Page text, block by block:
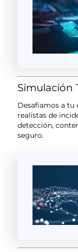
Simulación
Desafiamos a tu
realistas de
detección,
seguro.